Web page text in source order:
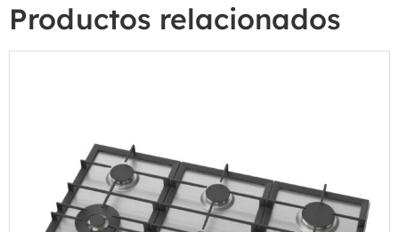
Productos relacionados